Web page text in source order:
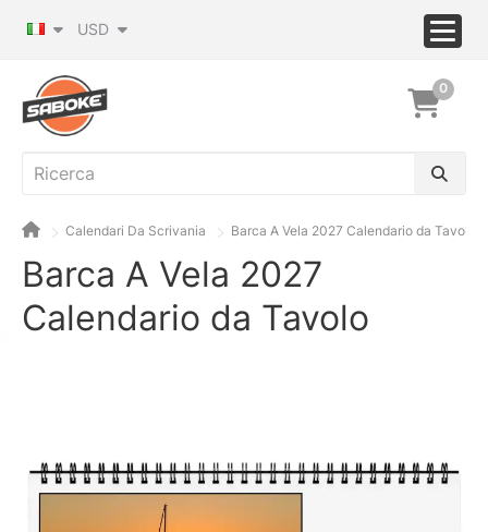
USD
0
Calendari Da Scrivania Barca A Vela 2027 Calendario da Tavolo
Barca A Vela 2027
Calendario da Tavolo